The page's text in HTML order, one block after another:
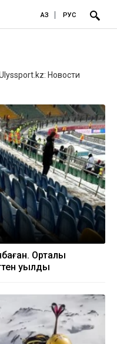
ҚАЗ РУС
Новости
Орталық
қуылды